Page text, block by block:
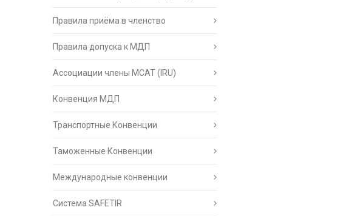
Правила приёма в членство
Правила допуска к МДП
Ассоциации члены МСАТ (IRU)
Конвенция МДП
Транспортные Конвенции
Таможенные Конвенции
Международные конвенции
Система SAFETIR